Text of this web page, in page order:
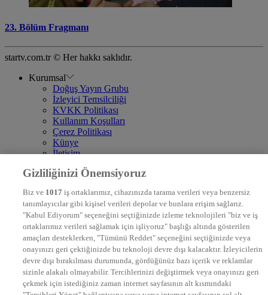
23. Bölüm Fragmanı
startv.com.tr © Her hakkı saklıdır.
Kurumsal
Doğuş Yayın Grubu
İzleyici Temsilciliği
KVKK Politikası
Kullanım Koşulları
Çerez Politikası
Künye
İletişim
DYG Televizyonlar
STAR
EURO STAR
KRAL POP TV
DYG Radyolar
NTV RADYO
KRAL FM
KRAL POP
EKSEN
VOYAGE
Gizliliğinizi Önemsiyoruz
Biz ve 1017 iş ortaklarımız, cihazınızda tarama verileri veya benzersiz
tanımlayıcılar gibi kişisel verileri depolar ve bunlara erişim sağlarız.
"Kabul Ediyorum" seçeneğini seçtiğinizde izleme teknolojileri "biz ve iş
ortaklarımız verileri sağlamak için işliyoruz" başlığı altında gösterilen
amaçları desteklerken, "Tümünü Reddet" seçeneğini seçtiğinizde veya
onayınızı geri çektiğinizde bu teknoloji devre dışı kalacaktır. İzleyicilerin
devre dışı bırakılması durumunda, gördüğünüz bazı içerik ve reklamlar
sizinle alakalı olmayabilir. Tercihlerinizi değiştirmek veya onayınızı geri
çekmek için istediğiniz zaman internet sayfasının alt kısmındaki